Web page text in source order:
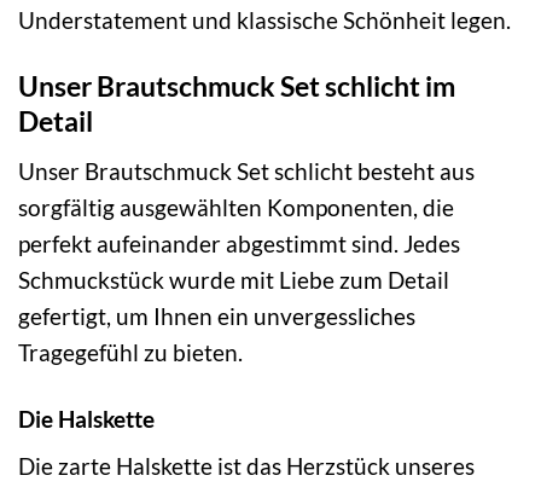
Understatement und klassische Schönheit legen.
Unser Brautschmuck Set schlicht im
Detail
Unser Brautschmuck Set schlicht besteht aus
sorgfältig ausgewählten Komponenten, die
perfekt aufeinander abgestimmt sind. Jedes
Schmuckstück wurde mit Liebe zum Detail
gefertigt, um Ihnen ein unvergessliches
Tragegefühl zu bieten.
Die Halskette
Die zarte Halskette ist das Herzstück unseres